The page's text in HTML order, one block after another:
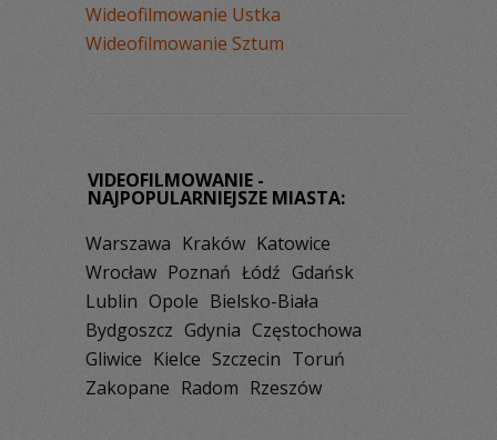
Wideofilmowanie Ustka
Wideofilmowanie Sztum
VIDEOFILMOWANIE -
NAJPOPULARNIEJSZE MIASTA:
Warszawa Kraków Katowice
Wrocław Poznań Łódź Gdańsk
Lublin Opole Bielsko-Biała
Bydgoszcz Gdynia Częstochowa
Gliwice Kielce Szczecin Toruń
Zakopane Radom Rzeszów